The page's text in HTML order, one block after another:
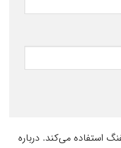
استفاده می‌کند. درباره